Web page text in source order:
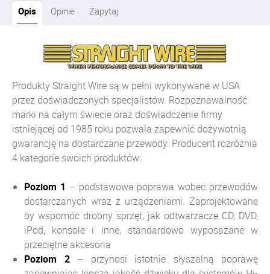
Opis Opinie Zapytaj
Produkty Straight Wire są w pełni wykonywane w USA
przez doświadczonych specjalistów. Rozpoznawalność
marki na całym świecie oraz doświadczenie firmy
istniejącej od 1985 roku pozwala zapewnić dożywotnią
gwarancję na dostarczane przewody. Producent rozróżnia
4 kategorie swoich produktów:
Poziom 1 – podstawowa poprawa wobec przewodów
dostarczanych wraz z urządzeniami. Zaprojektowane
by wspomóc drobny sprzęt, jak odtwarzacze CD, DVD,
iPod, konsole i inne, standardowo wyposażane w
przeciętne akcesoria
Poziom 2– przynosi istotnie słyszalną poprawę